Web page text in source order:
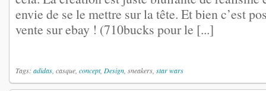
envie de se le mettre sur la tête. Et bien c’est
vente sur ebay ! (710bucks pour le [...]
Tags: adidas , casque, concept, Design , sneakers, star wars